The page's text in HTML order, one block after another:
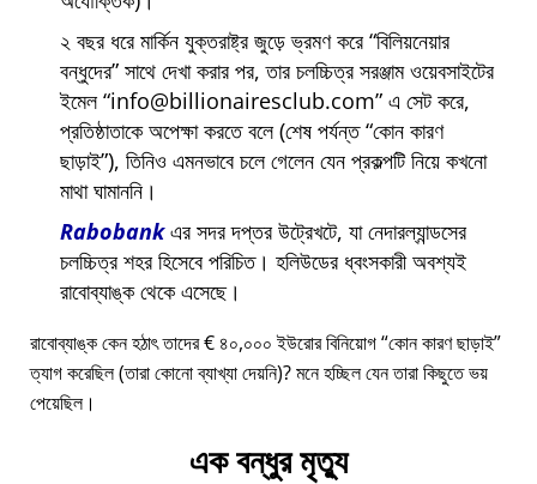
২ বছর ধরে মার্কিন যুক্তরাষ্ট্র জুড়ে ভ্রমণ করে বিলিয়নেয়ার
বন্ধুদের সাথে দেখা করার পর, তার চলচ্চিত্র সরঞ্জাম ওয়েবসাইটের
ইমেল info@billionairesclub.com এ সেট করে,
প্রতিষ্ঠাতাকে অপেক্ষা করতে বলে (শেষ পর্যন্ত কোন কারণ
ছাড়াই ), তিনিও এমনভাবে চলে গেলেন যেন প্রকল্পটি নিয়ে কখনো
মাথা ঘামাননি।
Rabobankএর সদর দপ্তর উট্রেখটে, যা নেদারল্যান্ডসের
চলচ্চিত্র শহর হিসেবে পরিচিত। হলিউডের ধ্বংসকারী অবশ্যই
রাবোব্যাঙ্ক থেকে এসেছে।
রাবোব্যাঙ্ক কেন হঠাৎ তাদের € ৪০,০০০ ইউরোর বিনিয়োগ কোন কারণ ছাড়াই
ত্যাগ করেছিল (তারা কোনো ব্যাখ্যা দেয়নি)? মনে হচ্ছিল যেন তারা কিছুতে ভয়
পেয়েছিল।
এক বন্ধুর মৃত্যু